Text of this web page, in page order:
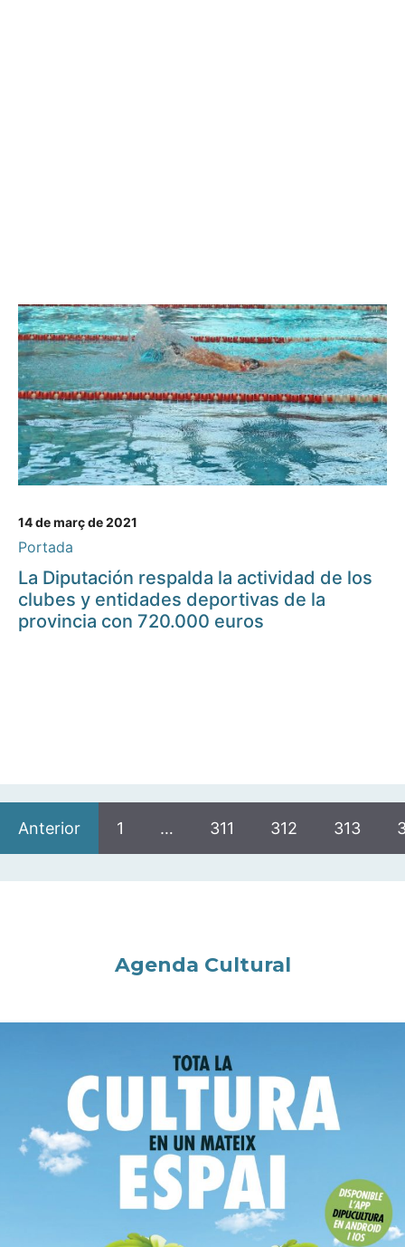
14 de març de 2021
Portada
La Diputación respalda la actividad de los
clubes y entidades deportivas de la
provincia con 720.000 euros
Anterior 1 … 311 312 313
Agenda Cultural